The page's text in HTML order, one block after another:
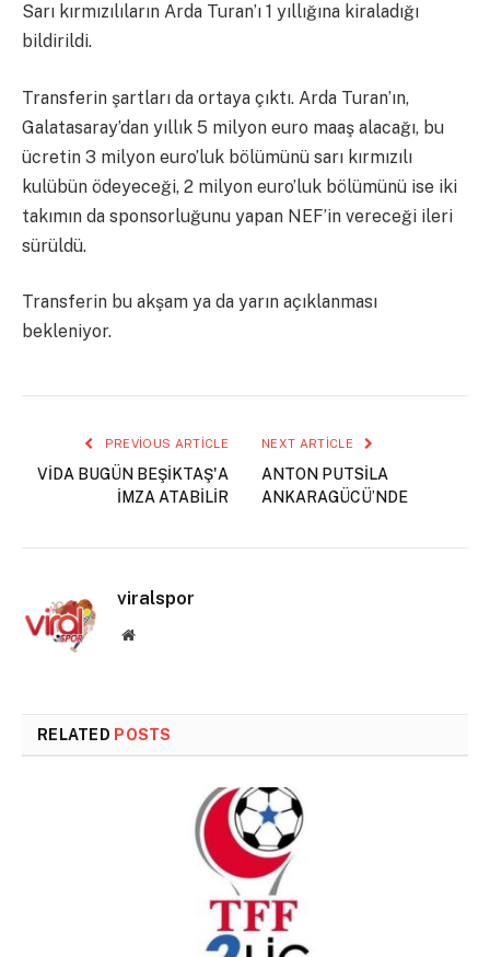
Sarı kırmızılıların Arda Turan’ı 1 yıllığına kiraladığı
bildirildi.
Transferin şartları da ortaya çıktı. Arda Turan’ın,
Galatasaray’dan yıllık 5 milyon euro maaş alacağı, bu
ücretin 3 milyon euro’luk bölümünü sarı kırmızılı
kulübün ödeyeceği, 2 milyon euro’luk bölümünü ise iki
takımın da sponsorluğunu yapan NEF’in vereceği ileri
sürüldü.
Transferin bu akşam ya da yarın açıklanması
bekleniyor.
PREVIOUS ARTICLE
VİDA BUGÜN BEŞİKTAŞ'A
İMZA ATABİLİR
NEXT ARTICLE
ANTON PUTSİLA
ANKARAGÜCÜ’NDE
viralspor
Website
RELATED POSTS